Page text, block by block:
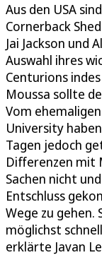
Aus den USA
Cornerback
Jai Jackson und
Auswahl ihres
Centurions
Moussa sollte
Vom
University
Tagen jedoch
Differenzen mit
Sachen nicht
Entschluss
Wege zu gehen.
möglichst
erklärte Javan